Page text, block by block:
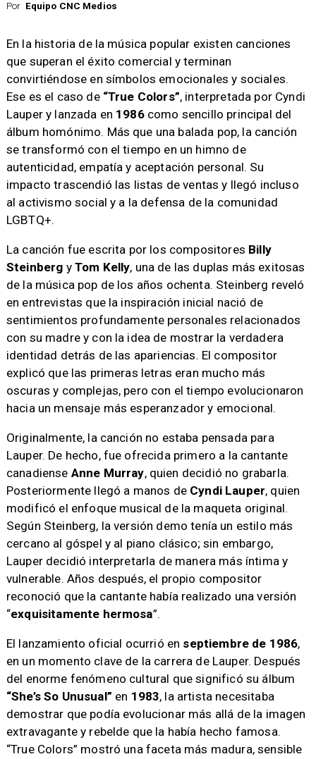
Por Equipo CNC Medios
En la historia de la música popular existen canciones
que superan el éxito comercial y terminan
convirtiéndose en símbolos emocionales y sociales.
Ese es el caso de “True Colors”, interpretada por Cyndi
Lauper y lanzada en 1986como sencillo principal del
álbum homónimo. Más que una balada pop, la canción
se transformó con el tiempo en un himno de
autenticidad, empatía y aceptación personal. Su
impacto trascendió las listas de ventas y llegó incluso
al activismo social y a la defensa de la comunidad
LGBTQ+.
La canción fue escrita por los compositores Billy
Steinberg y Tom Kelly, una de las duplas más exitosas
de la música pop de los años ochenta. Steinberg reveló
en entrevistas que la inspiración inicial nació de
sentimientos profundamente personales relacionados
con su madre y con la idea de mostrar la verdadera
identidad detrás de las apariencias. El compositor
explicó que las primeras letras eran mucho más
oscuras y complejas, pero con el tiempo evolucionaron
hacia un mensaje más esperanzador y emocional.
Originalmente, la canción no estaba pensada para
Lauper. De hecho, fue ofrecida primero a la cantante
canadiense Anne Murray, quien decidió no grabarla.
Posteriormente llegó a manos de Cyndi Lauper, quien
modificó el enfoque musical de la maqueta original.
Según Steinberg, la versión demo tenía un estilo más
cercano al góspel y al piano clásico; sin embargo,
Lauper decidió interpretarla de manera más íntima y
vulnerable. Años después, el propio compositor
reconoció que la cantante había realizado una versión
“exquisitamente hermosa”.
El lanzamiento oficial ocurrió en septiembre de 1986,
en un momento clave de la carrera de Lauper. Después
del enorme fenómeno cultural que significó su álbum
“She’s So Unusual” en 1983, la artista necesitaba
demostrar que podía evolucionar más allá de la imagen
extravagante y rebelde que la había hecho famosa.
“True Colors” mostró una faceta más madura, sensible